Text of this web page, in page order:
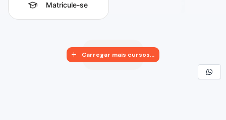
Matricule-se
Carregar mais cursos...